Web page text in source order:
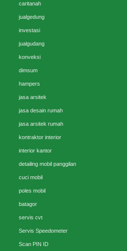
caritanah
jualgedung
investasi
jualgudang
konveksi
dimsum
hampers
jasa arsitek
jasa desain rumah
jasa arsitek rumah
kontraktor interior
interior kantor
detailing mobil panggilan
cuci mobil
poles mobil
batagor
servis cvt
Servis Speedometer
Scan PIN ID